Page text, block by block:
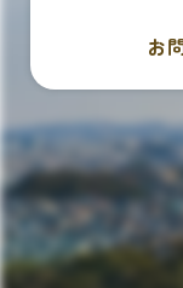
お
〒